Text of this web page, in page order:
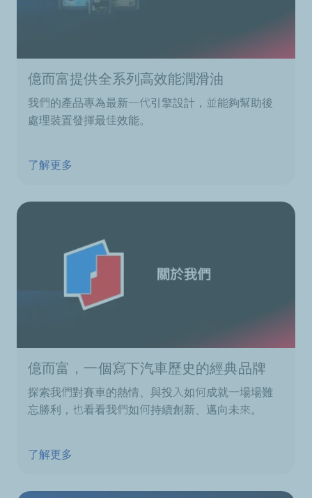
億而富提供全系列高效能潤滑油
我們的產品專為最新一代引擎設計，並能夠幫助後
處理裝置發揮最佳效能。
了解更多
億而富，一個寫下汽車歷史的經典品牌
探索我們對賽車的熱情、與投入如何成就一場場難
忘勝利，也看看我們如何持續創新、邁向未來。
了解更多